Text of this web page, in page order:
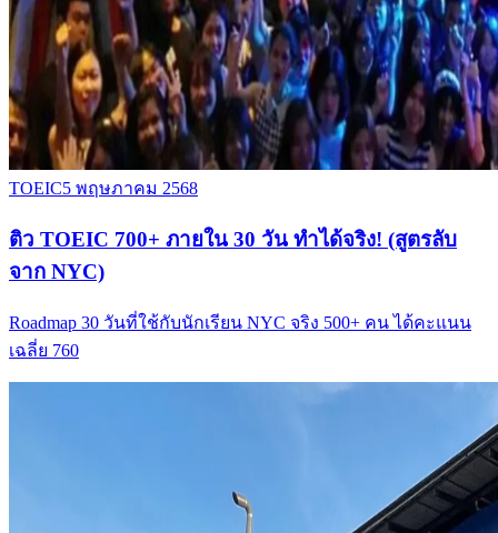
TOEIC5 พฤษภาคม 2568
ติว TOEIC 700+ ภายใน 30 วัน ทำได้จริง! (สูตรลับ
จาก NYC)
Roadmap 30 วันที่ใช้กับนักเรียน NYC จริง 500+ คน ได้คะแนน
เฉลี่ย 760